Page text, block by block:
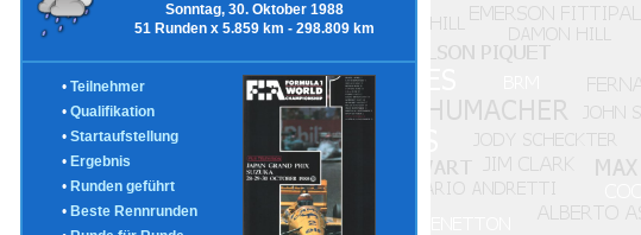
Sonntag, 30. Oktober 1988
51 Runden x 5.859 km - 298.809 km
• Teilnehmer
• Qualifikation
• Startaufstellung
• Ergebnis
• Runden geführt
• Beste Rennrunden